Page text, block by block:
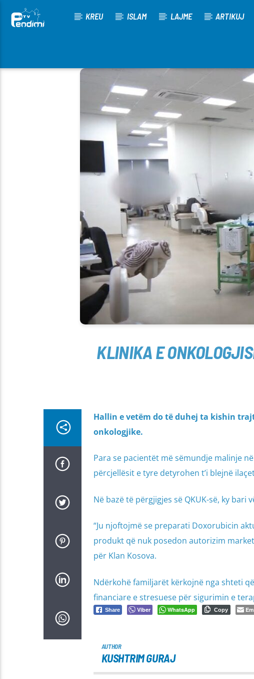
KREU ISLAM LAJME ARTIKUJ
[There are no radio stations in the database]
KLINIKA E
Hallin e vetëm do të duhej ta kishin
onkologjike.
Para se pacientët më sëmundje malinje
përcjellësit e tyre detyrohen t’i blejnë
Në bazë të përgjigjes së QKUK-së, ky
“Ju njoftojmë se preparati Doxorubicin
produkt që nuk posedon autorizim
për Klan Kosova.
Ndërkohë familjarët kërkojnë nga shteti
financiare e stresuese për sigurimin e
Share Viber WhatsApp Copy
AUTHOR
KUSHTRIM GURAJ